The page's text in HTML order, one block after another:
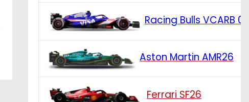
Racing Bulls VCARB 03
Aston Martin AMR26
Ferrari SF26